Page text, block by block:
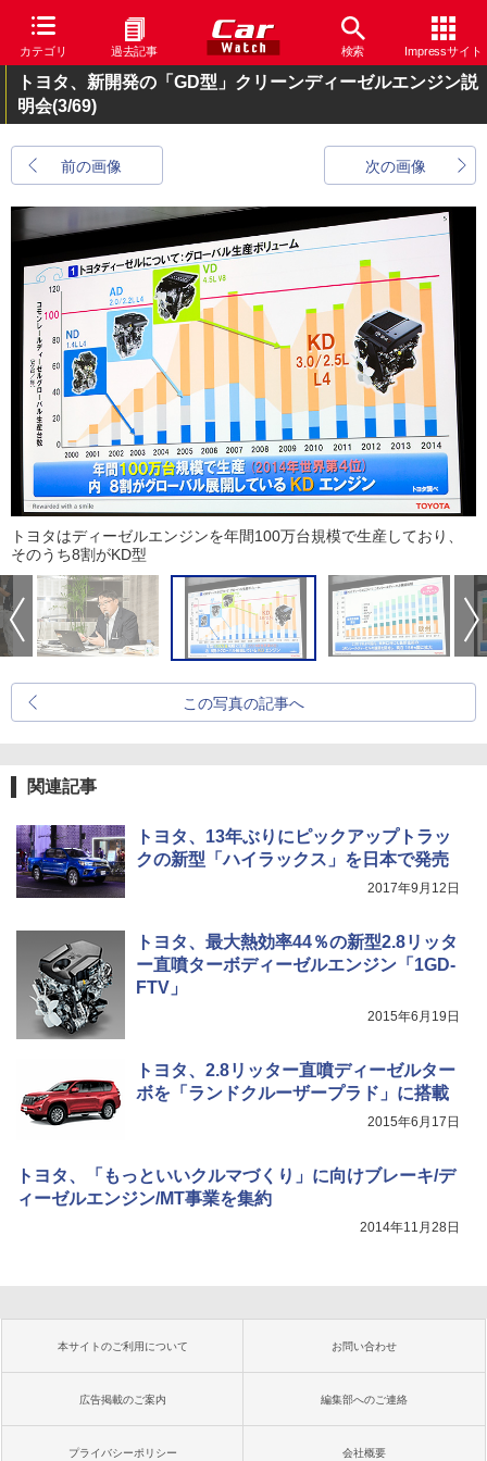
カテゴリ 過去記事 検索 Impressサイト
トヨタ、新開発の「GD型」クリーンディーゼルエンジン説
明会(3/69)
前の画像 次の画像
トヨタはディーゼルエンジンを年間100万台規模で生産しており、
そのうち8割がKD型
この写真の記事へ
関連記事
トヨタ、13年ぶりにピックアップトラッ
クの新型「ハイラックス」を日本で発売
2017年9月12日
トヨタ、最大熱効率44％の新型2.8リッタ
ー直噴ターボディーゼルエンジン「1GD-
FTV」
2015年6月19日
トヨタ、2.8リッター直噴ディーゼルター
ボを「ランドクルーザープラド」に搭載
2015年6月17日
トヨタ、「もっといいクルマづくり」に向けブレーキ/デ
ィーゼルエンジン/MT事業を集約
2014年11月28日
本サイトのご利用について お問い合わせ
広告掲載のご案内 編集部へのご連絡
プライバシーポリシー 会社概要